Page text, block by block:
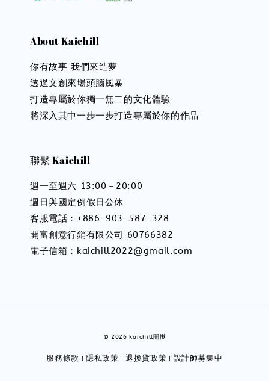
About Kaichill
你有故事 我們來造夢
透過文創來場頭腦風暴
打造專屬於你獨一無二的文化體驗
將深入其中一步一步打造專屬於你的作品
聯繫 Kaichill
週一至週六 13:00－20:00
週日與國定例假日公休
客服電話：+886-903-587-328
開富創意行銷有限公司 60766382
電子信箱：kaichill2022@gmail.com
© 2026 kaichill開揪
服務條款 隱私政策 |退換貨政策 設計師募集中